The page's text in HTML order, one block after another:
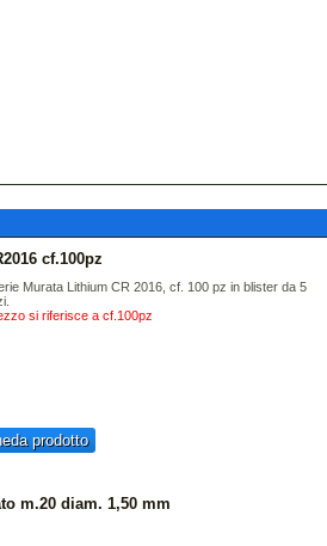
cf.100pz
Murata Lithium CR 2016, cf. 100 pz in blister da 5
si riferisce a cf.100pz
prodotto
m.20 diam. 1,50 mm